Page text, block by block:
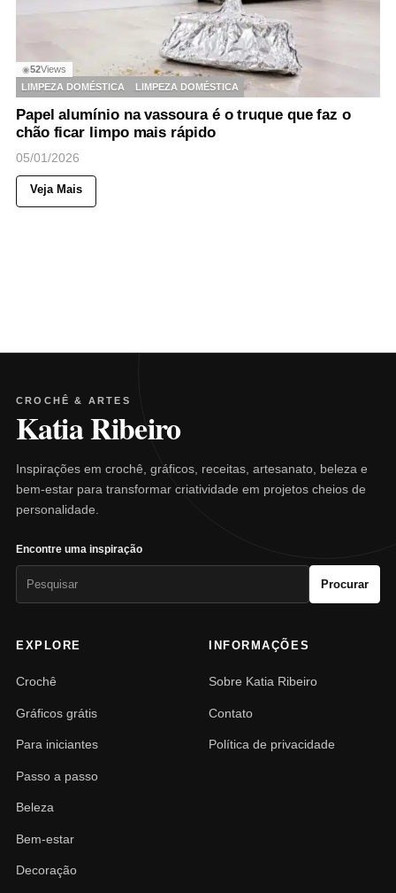
◉52Views
LIMPEZA DOMÉSTICA
LIMPEZA DOMÉSTICA
Papel alumínio na vassoura é o truque que faz o
chão ficar limpo mais rápido
05/01/2026
Veja Mais
CROCHÊ & ARTES
Katia Ribeiro
Inspirações em crochê, gráficos, receitas, artesanato, beleza e
bem-estar para transformar criatividade em projetos cheios de
personalidade.
Encontre uma inspiração
Procurar
EXPLORE
Crochê
Gráficos grátis
Para iniciantes
Passo a passo
Beleza
Bem-estar
Decoração
INFORMAÇÕES
Sobre Katia Ribeiro
Contato
Política de privacidade